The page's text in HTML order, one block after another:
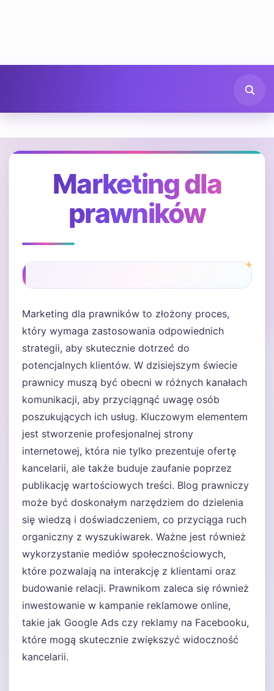
Marketing dla
prawników
Marketing dla prawników to złożony proces,
który wymaga zastosowania odpowiednich
strategii, aby skutecznie dotrzeć do
potencjalnych klientów. W dzisiejszym świecie
prawnicy muszą być obecni w różnych kanałach
komunikacji, aby przyciągnąć uwagę osób
poszukujących ich usług. Kluczowym elementem
jest stworzenie profesjonalnej strony
internetowej, która nie tylko prezentuje ofertę
kancelarii, ale także buduje zaufanie poprzez
publikację wartościowych treści. Blog prawniczy
może być doskonałym narzędziem do dzielenia
się wiedzą i doświadczeniem, co przyciąga ruch
organiczny z wyszukiwarek. Ważne jest również
wykorzystanie mediów społecznościowych,
które pozwalają na interakcję z klientami oraz
budowanie relacji. Prawnikom zaleca się również
inwestowanie w kampanie reklamowe online,
takie jak Google Ads czy reklamy na Facebooku,
które mogą skutecznie zwiększyć widoczność
kancelarii.